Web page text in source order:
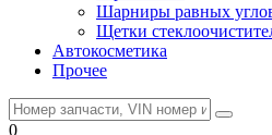
Шарниры равных
Щетки
Автокосметика
Прочее
0